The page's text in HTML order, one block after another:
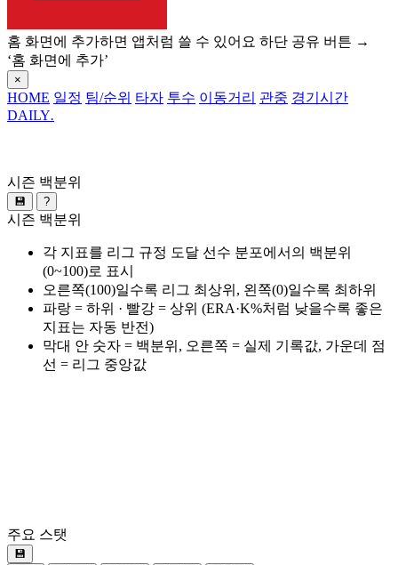
홈 화면에 추가하면 앱처럼 쓸 수 있어요 하단 공유 버튼 →
‘홈 화면에 추가’
×
HOME 일정 팀/순위 타자 투수 이동거리 관중 경기시간
DAILY.
시즌 백분위
💾 ?
시즌 백분위
각 지표를 리그 규정 도달 선수 분포에서의 백분위
(0~100)로 표시
오른쪽(100)일수록 리그 최상위, 왼쪽(0)일수록 최하위
파랑 = 하위 · 빨강 = 상위 (ERA·K%처럼 낮을수록 좋은
지표는 자동 반전)
막대 안 숫자 = 백분위, 오른쪽 = 실제 기록값, 가운데 점
선 = 리그 중앙값
주요 스탯
💾